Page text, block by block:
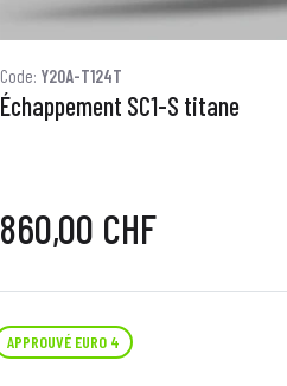
Code: Y20A-T124T
Échappement SC1-S titane
860,00 CHF
APPROUVÉ EURO 4